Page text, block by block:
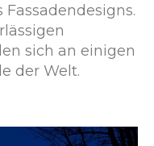
sich an einigen
der Welt.